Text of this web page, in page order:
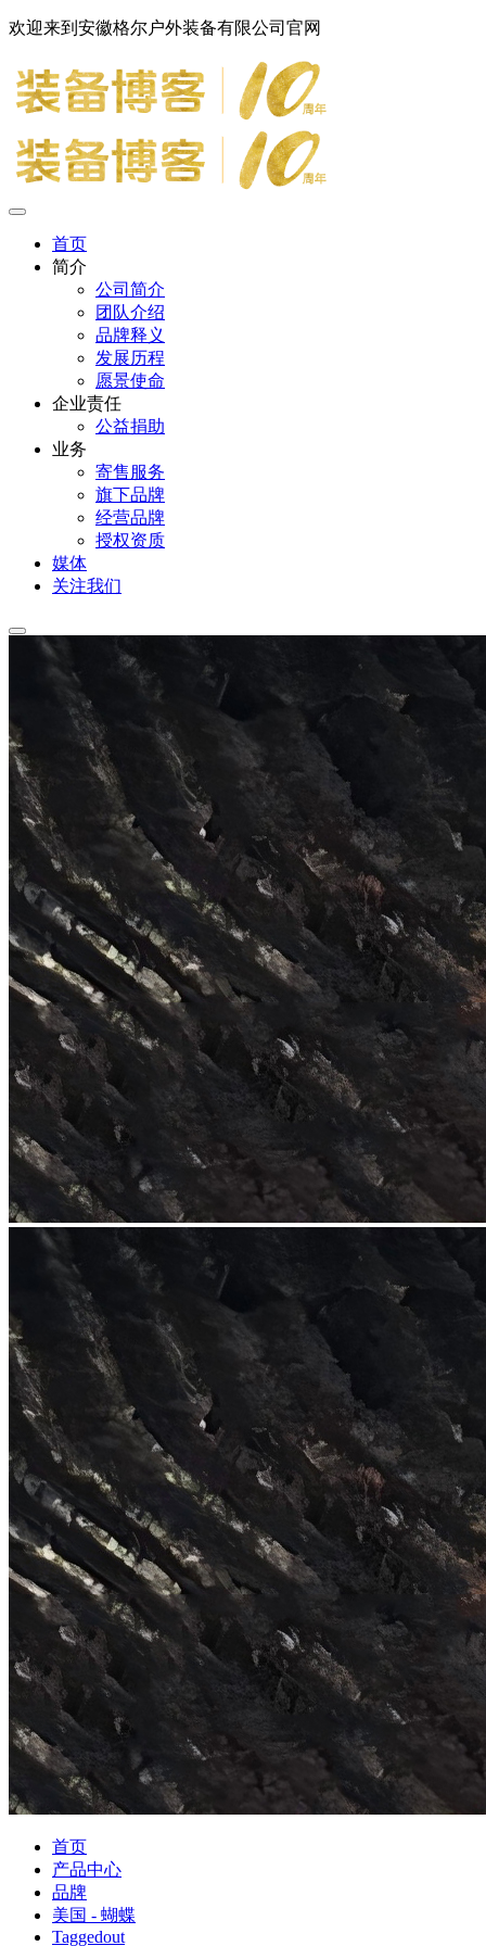
欢迎来到安徽格尔户外装备有限公司官网
首页
简介
公司简介
团队介绍
品牌释义
发展历程
愿景使命
企业责任
公益捐助
业务
寄售服务
旗下品牌
经营品牌
授权资质
媒体
关注我们
首页
产品中心
品牌
美国 - 蝴蝶
Taggedout